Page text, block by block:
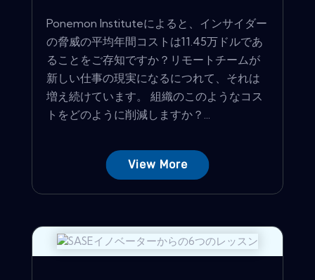
Ponemon Instituteによると、インサイダー
の脅威の平均年間コストは11.45万ドルであ
ることをご存知ですか？リモートチームが
新しい仕事の現実になるにつれて、それは
増え続けています。 組織のこのようなコス
トをどのように削減しますか？...
View More